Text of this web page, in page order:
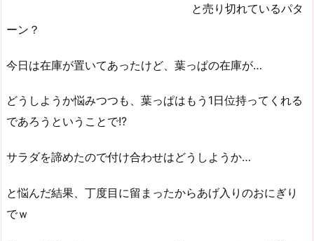
と売り切れているパタ
ーン？
今日は在庫が置いてあったけど、葉っぱの在庫が…
どうしようか悩みつつも、葉っぱはもう1日位持ってくれる
であろうということで!?
サラダを諦めたので付け合わせはどうしようか…
と悩んだ結果、丁度目に留まったからあげ入りのおにぎり
でｗ